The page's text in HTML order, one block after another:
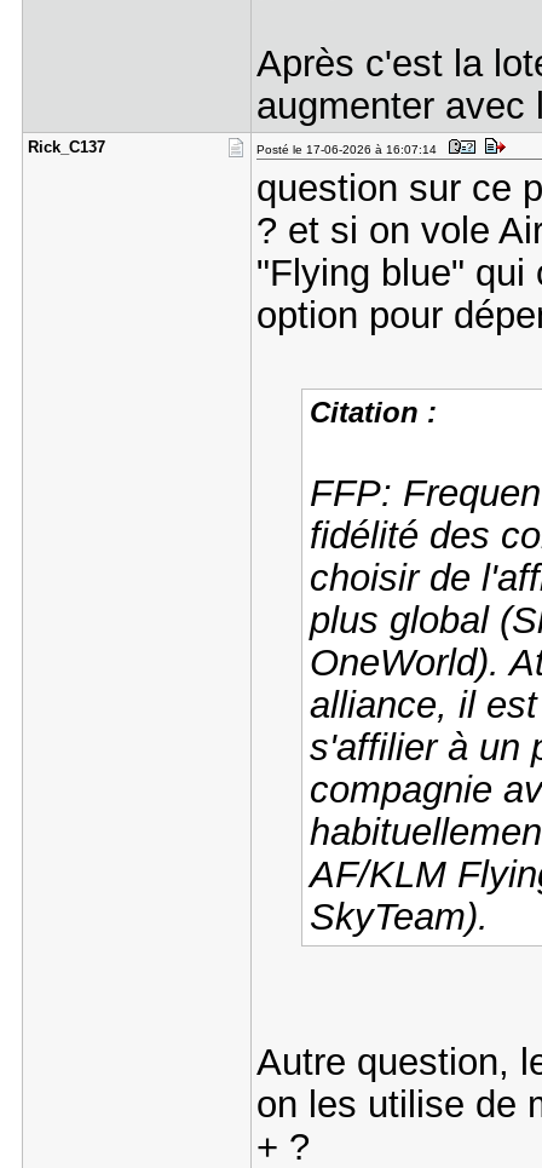
Après c'est la
augmenter avec
Rick_C137 Posté le 17-06-2026 à 16:07:14
question sur ce
? et si on vole
"Flying blue" qui
option pour
Citation :
FFP:
fidélité des
choisir de
plus global
OneWorld).
alliance, il
s'affilier à un
compagnie
AF/KLM
SkyTeam).
Autre question,
on les utilise de
+ ?